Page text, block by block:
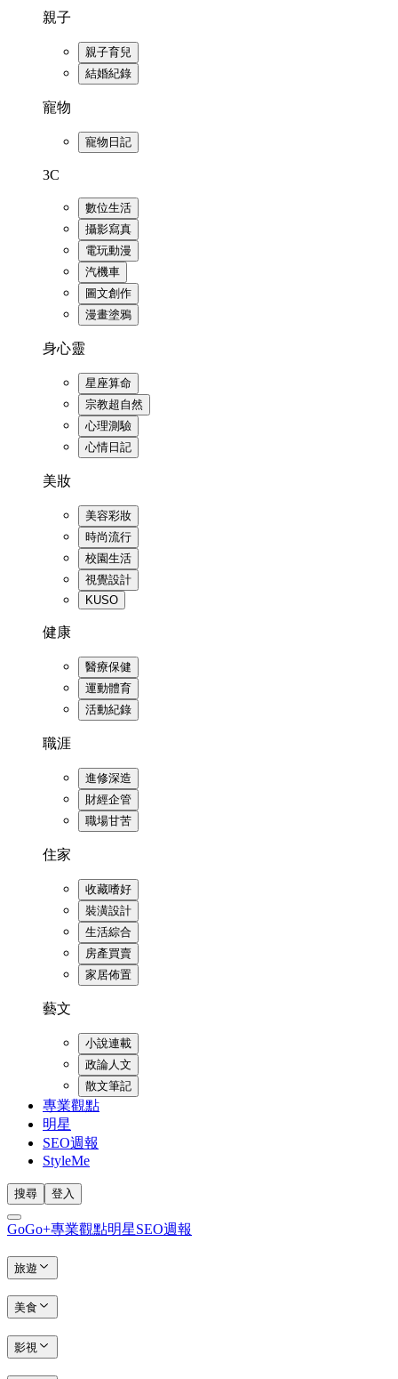
親子
親子育兒
結婚紀錄
寵物
寵物日記
3C
數位生活
攝影寫真
電玩動漫
汽機車
圖文創作
漫畫塗鴉
身心靈
星座算命
宗教超自然
心理測驗
心情日記
美妝
美容彩妝
時尚流行
校園生活
視覺設計
KUSO
健康
醫療保健
運動體育
活動紀錄
職涯
進修深造
財經企管
職場甘苦
住家
收藏嗜好
裝潢設計
生活綜合
房產買賣
家居佈置
藝文
小說連載
政論人文
散文筆記
專業觀點
明星
SEO週報
StyleMe
搜尋 登入
GoGo+專業觀點明星SEO週報
旅遊
美食
影視